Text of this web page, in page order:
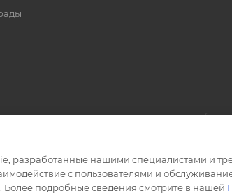
разработанные нашими специалистами и
с пользователями и
Более подробные сведения смотрите в нашей